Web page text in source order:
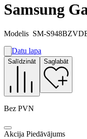
Samsung
Modelis SM-
A
A
Datu lapa
Salīdzināt Saglabāt
Bez PVN
Akcija Piedāvājums